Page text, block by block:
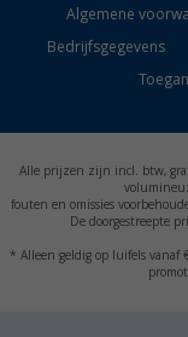
Campingmeubilair
Campingtoiletten
Inbouwkachels
Algemene
Bedrijfsgegevens
Alle prijzen zijn incl. btw,
fouten en omissies
De doorgestreepte
* Alleen geldig op luifels vanaf